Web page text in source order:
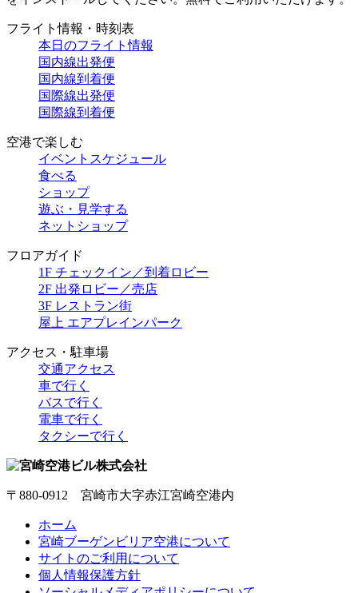
フライト情報・時刻表
本日のフライト情報
国内線出発便
国内線到着便
国際線出発便
国際線到着便
空港で楽しむ
イベントスケジュール
食べる
ショップ
遊ぶ・見学する
ネットショップ
フロアガイド
1F チェックイン／到着ロビー
2F 出発ロビー／売店
3F レストラン街
屋上 エアプレインパーク
アクセス・駐車場
交通アクセス
車で行く
バスで行く
電車で行く
タクシーで行く
〒880-0912 宮崎市大字赤江宮崎空港内
ホーム
宮崎ブーゲンビリア空港について
サイトのご利用について
個人情報保護方針